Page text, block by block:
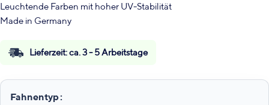
Leuchtende Farben mit hoher UV-Stabilität
Made in Germany
Lieferzeit:ca. 3 - 5 Arbeitstage
Fahnentyp